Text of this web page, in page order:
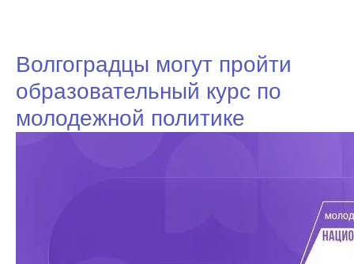
Волгоградцы могут пройти
образовательный курс по
молодежной политике